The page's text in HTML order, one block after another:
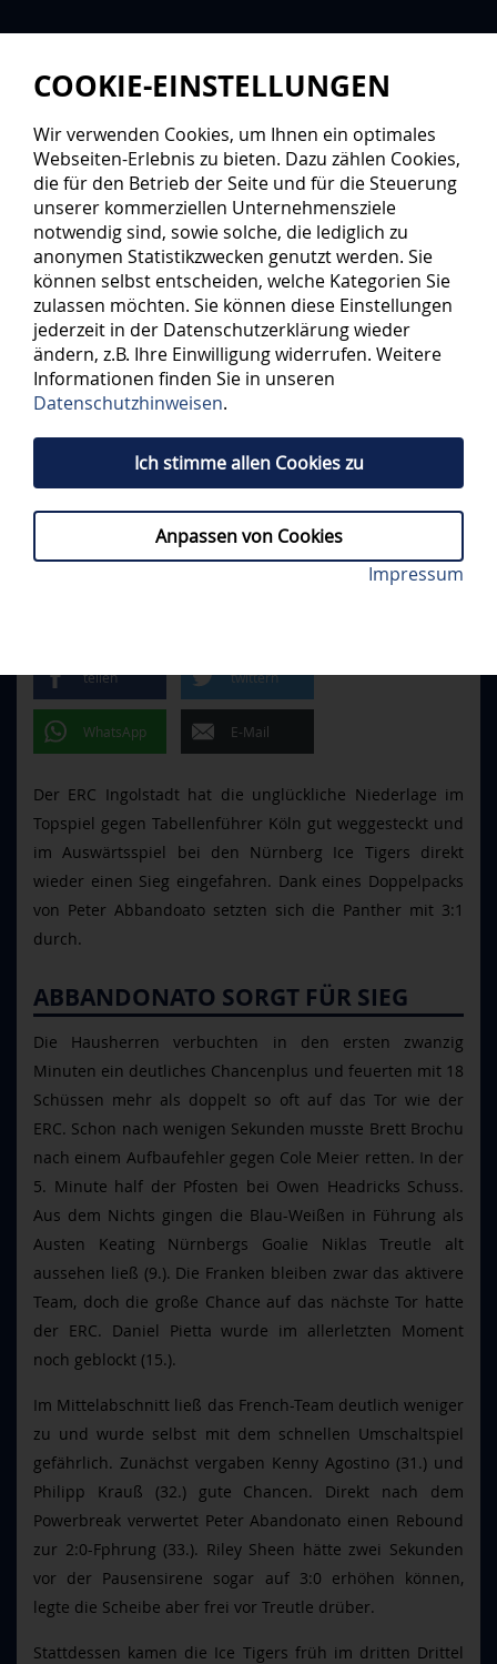
Dritter ERC-Sieg im dritten Saisonduell mit Nürnberg.
// SONNTAG, 11.01.2026
teilen twittern
WhatsApp E-Mail
Der ERC Ingolstadt hat die unglückliche Niederlage im
Topspiel gegen Tabellenführer Köln gut weggesteckt und
im Auswärtsspiel bei den Nürnberg Ice Tigers direkt
wieder einen Sieg eingefahren. Dank eines Doppelpacks
von Peter Abbandoato setzten sich die Panther mit 3:1
durch.
ABBANDONATO SORGT FÜR SIEG
Die Hausherren verbuchten in den ersten zwanzig
Minuten ein deutliches Chancenplus und feuerten mit 18
Schüssen mehr als doppelt so oft auf das Tor wie der
ERC. Schon nach wenigen Sekunden musste Brett Brochu
nach einem Aufbaufehler gegen Cole Meier retten. In der
5. Minute half der Pfosten bei Owen Headricks Schuss.
Aus dem Nichts gingen die Blau-Weißen in Führung als
Austen Keating Nürnbergs Goalie Niklas Treutle alt
aussehen ließ (9.). Die Franken bleiben zwar das aktivere
Team, doch die große Chance auf das nächste Tor hatte
der ERC. Daniel Pietta wurde im allerletzten Moment
noch geblockt (15.).
Im Mittelabschnitt ließ das French-Team deutlich weniger
zu und wurde selbst mit dem schnellen Umschaltspiel
gefährlich. Zunächst vergaben Kenny Agostino (31.) und
Philipp Krauß (32.) gute Chancen. Direkt nach dem
Powerbreak verwertet Peter Abandonato einen Rebound
zur 2:0-Fphrung (33.). Riley Sheen hätte zwei Sekunden
vor der Pausensirene sogar auf 3:0 erhöhen können,
legte die Scheibe aber frei vor Treutle drüber.
Stattdessen kamen die Ice Tigers früh im dritten Drittel
COOKIE-EINSTELLUNGEN
Wir verwenden Cookies, um Ihnen ein optimales
Webseiten-Erlebnis zu bieten. Dazu zählen Cookies,
die für den Betrieb der Seite und für die Steuerung
unserer kommerziellen Unternehmensziele
notwendig sind, sowie solche, die lediglich zu
anonymen Statistikzwecken genutzt werden. Sie
können selbst entscheiden, welche Kategorien Sie
zulassen möchten. Sie können diese Einstellungen
jederzeit in der Datenschutzerklärung wieder
ändern, z.B. Ihre Einwilligung widerrufen. Weitere
Informationen finden Sie in unseren
Datenschutzhinweisen.
Ich stimme allen Cookies zu
Anpassen von Cookies
Impressum